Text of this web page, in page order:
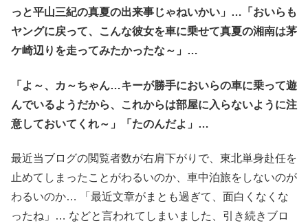
っと平山三紀の真夏の出来事じゃねいかい」…「おいらも
ヤングに戻って、こんな彼女を車に乗せて真夏の湘南は茅
ケ崎辺りを走ってみたかったな～」…
「よ～、カ～ちゃん…キーが勝手においらの車に乗って遊
んでいるようだから、これからは部屋に入らないように注
意しておいてくれ～」「たのんだよ」…
最近当ブログの閲覧者数が右肩下がりで、東北単身赴任を
止めてしまったことがわるいのか、車中泊旅をしないのが
わるいのか… 「最近文章がまとも過ぎて、面白くなくな
ったね」… などと言われてしまいました、引き続きブロ